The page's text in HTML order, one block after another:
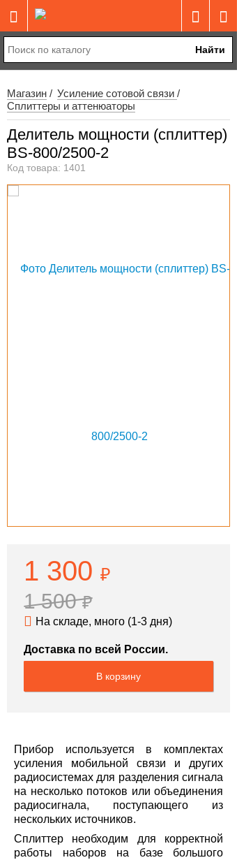
Найти
Магазин
Усиление сотовой связи
Сплиттеры и аттенюаторы
Делитель мощности (сплиттер)
BS-800/2500-2
Код товара: 1401
1 300 ₽
1 500₽
На складе, много (1-3 дня)
Доставка по всей России.
В корзину
Прибор используется в комплектах
усиления мобильной связи и других
радиосистемах для разделения сигнала
на несколько потоков или объединения
радиосигнала, поступающего из
нескольких источников.
Сплиттер необходим для корректной
работы наборов на базе большого